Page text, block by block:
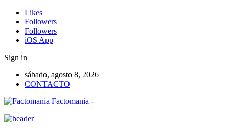
Likes
Followers
Followers
iOS App
Sign in
sábado, agosto 8, 2026
CONTACTO
Factomania -